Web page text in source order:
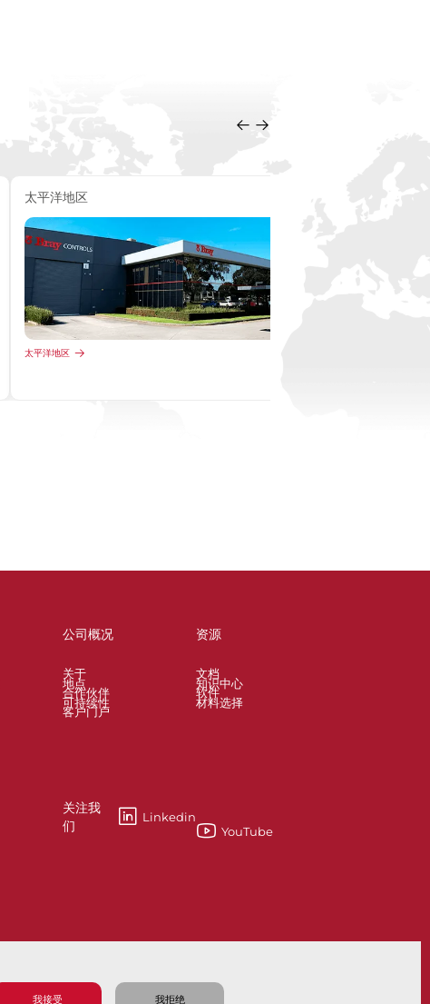
我接受 我拒绝
太平洋地区
太平洋地区
公司概况
关于
地点
合作伙伴
可持续性
客户门户
关注我
们
Linkedin
资源
文档
知识中心
软件
材料选择
YouTube